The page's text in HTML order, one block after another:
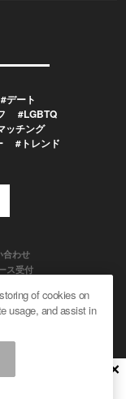
#デート
#LGBTQ
ッチング
#トレンド
合わせ
ス受付
×
of cookies on
usage, and assist in